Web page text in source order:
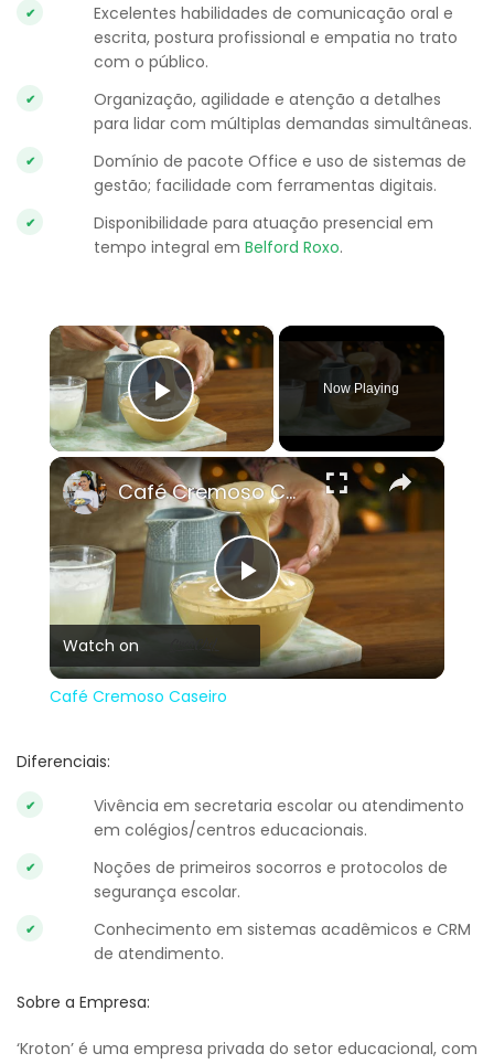
Excelentes habilidades de comunicação oral e
escrita, postura profissional e empatia no trato
com o público.
Organização, agilidade e atenção a detalhes
para lidar com múltiplas demandas simultâneas.
Domínio de pacote Office e uso de sistemas de
gestão; facilidade com ferramentas digitais.
Disponibilidade para atuação presencial em
tempo integral em Belford Roxo.
×
Play Video
Now Playing
×
Play
Video
Café Cremoso Caseiro
Watch on
Café Cremoso Caseiro
Diferenciais:
Vivência em secretaria escolar ou atendimento
em colégios/centros educacionais.
Noções de primeiros socorros e protocolos de
segurança escolar.
Conhecimento em sistemas acadêmicos e CRM
de atendimento.
Sobre a Empresa:
‘Kroton’ é uma empresa privada do setor educacional, com